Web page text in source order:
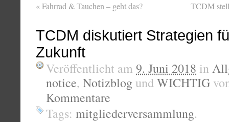
«Fahrrad & Tauchen – geht das? TCDM
TCDM diskutiert Strategien
Zukunft
Veröffentlicht am 9. Juni 2018 in
notice, Notizblog und WICHTIG
Kommentare
Tags: mitgliederversammlung.